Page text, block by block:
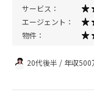
サービス：
エージェント：
物件：
20代後半 / 年収500